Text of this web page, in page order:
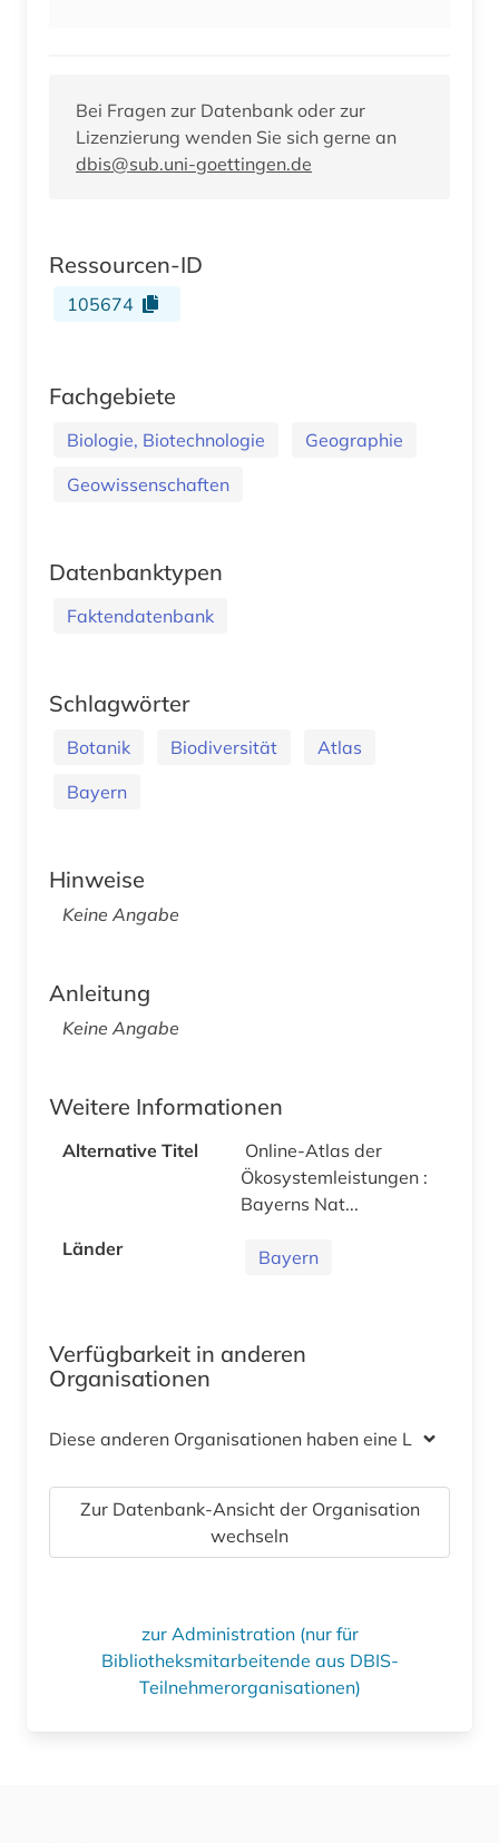
Bei Fragen zur Datenbank oder zur
Lizenzierung wenden Sie sich gerne an
dbis@sub.uni-goettingen.de
Ressourcen-ID
105674
Fachgebiete
Biologie, Biotechnologie
Geographie
Geowissenschaften
Datenbanktypen
Faktendatenbank
Schlagwörter
Botanik Biodiversität
Atlas
Bayern
Hinweise
Keine Angabe
Anleitung
Keine Angabe
Weitere Informationen
Alternative Titel
Online-Atlas der
Ökosystemleistungen :
Bayerns Nat...
Länder
Bayern
Verfügbarkeit in anderen
Organisationen
Diese anderen Organisationen haben eine Lizenz
Zur Datenbank-Ansicht der Organisation
wechseln
zur Administration (nur für
Bibliotheksmitarbeitende aus DBIS-
Teilnehmerorganisationen)